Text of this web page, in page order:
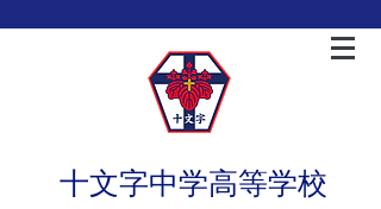
十文字中学高等学校